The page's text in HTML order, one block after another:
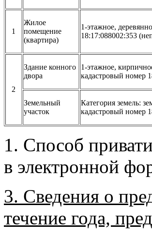
1
Жилое
помещение
(квартира)
1-этажное,
18:17:088002:353
2
Здание конного
двора
1-этажное,
кадастровый номер
Земельный
участок
Категория земель:
кадастровый номер
1. Способ
в электронной
3. Сведения о
течение года,